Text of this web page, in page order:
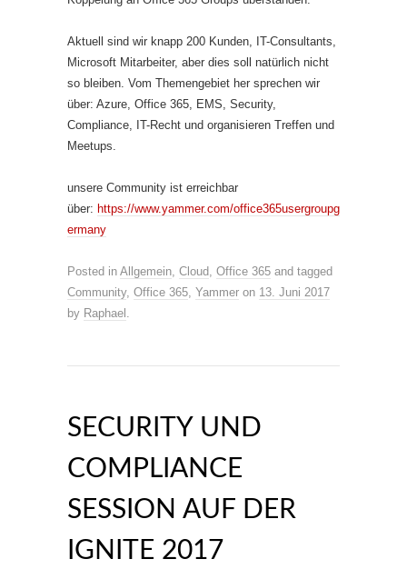
Aktuell sind wir knapp 200 Kunden, IT-Consultants,
Microsoft Mitarbeiter, aber dies soll natürlich nicht
so bleiben. Vom Themengebiet her sprechen wir
über: Azure, Office 365, EMS, Security,
Compliance, IT-Recht und organisieren Treffen und
Meetups.
unsere Community ist erreichbar
über: https://www.yammer.com/office365usergroupg
ermany
Posted in Allgemein, Cloud, Office 365 and tagged
Community, Office 365, Yammer on 13. Juni 2017
by Raphael .
SECURITY UND
COMPLIANCE
SESSION AUF DER
IGNITE 2017